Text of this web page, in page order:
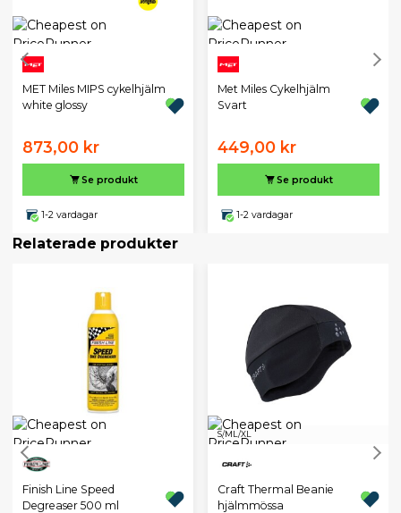
MET Miles MIPS cykelhjälm
white glossy
873,00 kr
Se produkt
1-2 vardagar
Met Miles Cykelhjälm
Svart
449,00 kr
Se produkt
1-2 vardagar
Relaterade produkter
Finish Line Speed
Degreaser 500 ml
S/M L/XL
Craft Thermal Beanie
hjälmmössa